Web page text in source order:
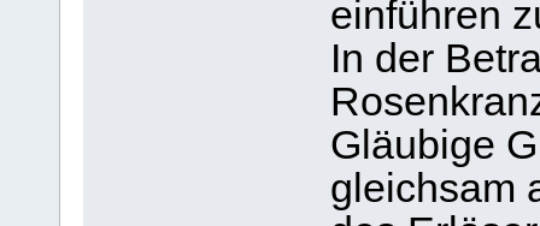
einführen
In der
Gläubige
gleichsam